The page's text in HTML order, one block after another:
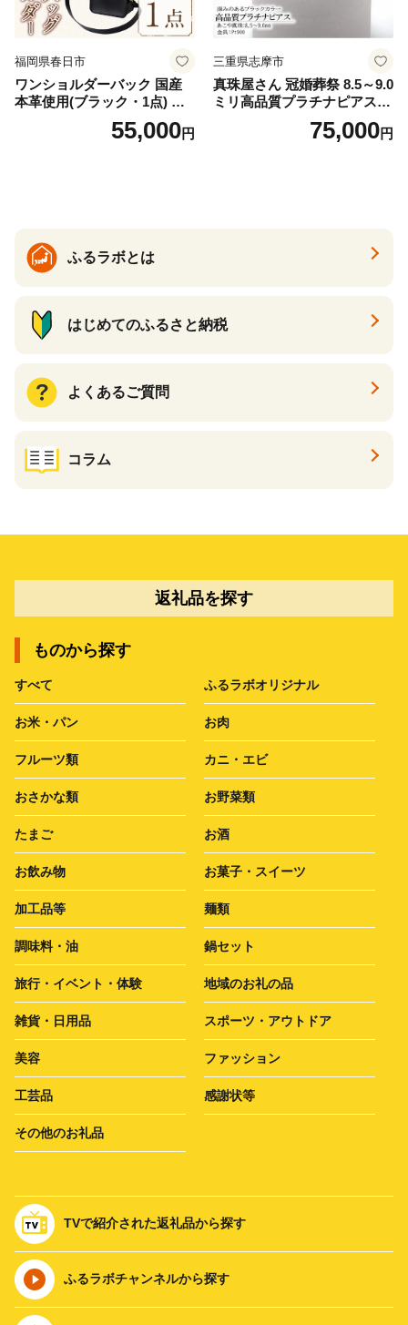
福岡県春日市
ワンショルダーバック 国産
本革使用(ブラック・1点) 鞄
バック バッグ カバン レザー
国産 日本製 牛革 黒 革 革製
55,000円
三重県志摩市
真珠屋さん 冠婚葬祭 8.5～9.0
ミリ高品質プラチナピアス P
t900 志摩産アコヤ真珠 ブラ
ックパール 黒真珠75,000円
ふるラボとは
はじめてのふるさと納税
よくあるご質問
コラム
返礼品を探す
ものから探す
すべて ふるラボオリジナル
お米・パン お肉
フルーツ類 カニ・エビ
おさかな類 お野菜類
たまご お酒
お飲み物 お菓子・スイーツ
加工品等 麺類
調味料・油 鍋セット
旅行・イベント・体験 地域のお礼の品
雑貨・日用品 スポーツ・アウトドア
美容 ファッション
工芸品 感謝状等
その他のお礼品
TVで紹介された返礼品から探す
ふるラボチャンネルから探す